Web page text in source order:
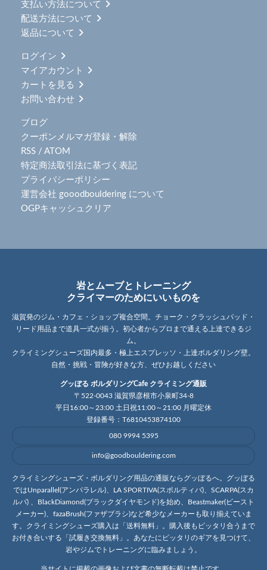
支払い方法について
配送方法について
返品について
ログイン
マイアカウント
カートを見る
お問い合わせ
ブログ
クーポンメルマガ登録・解除
RSS / ATOM
特定商法取引法に基づく表記
プライバシーポリシー
運営会社 gooodbouldering について
OGPキャッシュクリア
岩とムーブとトレーニング
クライマーのためにいいものを
滋賀発のジム・カフェ・ショップ複合空間。チョーク・クラッシュパッド・
リード用品まで道具一式が揃う。初心者からプロまで通える上達できるジ
ム。
クライミングシューズ国内最多・極上エスプレッソ・上達ボルダリング壁。
自然・挑戦・冒険が好きな方、ぜひお越しください
グッぼる ボルダリングCafe クライミング通販
〒522-0043 滋賀県彦根市小泉町34-8
平日16:00～23:00 土日祝11:00～21:00 月曜定休
登録番号：T6810453874100
080 9994 5395
info@goodbouldering.com
クライミングシューズ・ボルダリング用品の通販ならグッぼるへ。グッぼる
ではUnparallel(アンパラレル)、LA SPORTIVA(スポルティバ)、SCARPA(スカ
ルパ) 、BlackDiamond(ブラックダイヤモンド)を始め、Beastmaker(ビースト
メーカー)、fazaBrush(ファザブラシ)など希少なメーカーも取り揃えていま
す。クライミングシューズ購入は「送料無料」。購入後もピッタリ合うまで
お付き合いする「試履き交換無料」。あなたにピッタリのギアを見つけて、
岩やジムでトレーニングに臨みましょう。